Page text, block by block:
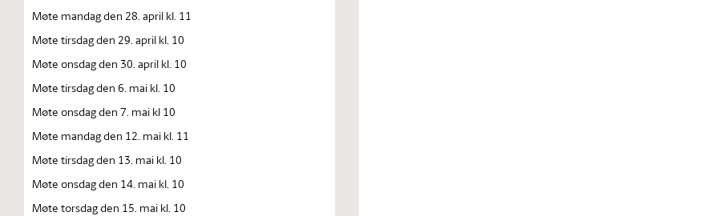
Møte mandag den 28. april kl. 11
Møte tirsdag den 29. april kl. 10
Møte onsdag den 30. april kl. 10
Møte tirsdag den 6. mai kl. 10
Møte onsdag den 7. mai kl 10
Møte mandag den 12. mai kl. 11
Møte tirsdag den 13. mai kl. 10
Møte onsdag den 14. mai kl. 10
Møte torsdag den 15. mai kl. 10